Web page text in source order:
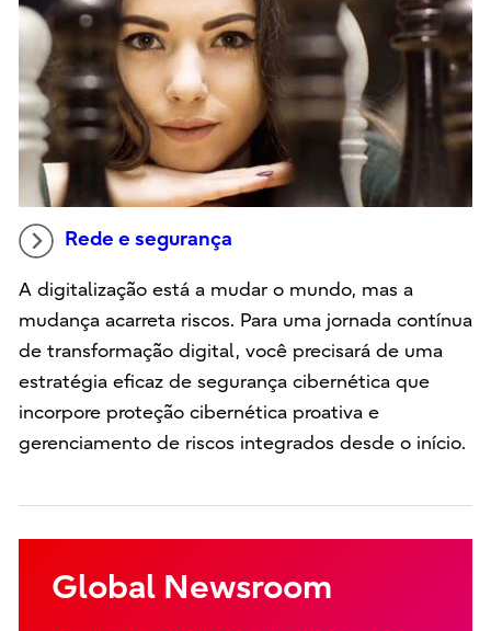
Rede e segurança
A digitalização está a mudar o mundo, mas a
mudança acarreta riscos. Para uma jornada contínua
de transformação digital, você precisará de uma
estratégia eficaz de segurança cibernética que
incorpore proteção cibernética proativa e
gerenciamento de riscos integrados desde o início.
Global Newsroom